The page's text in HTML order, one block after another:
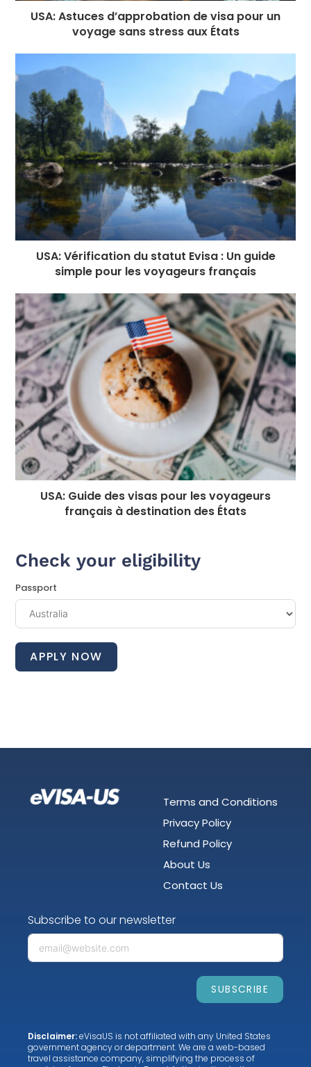
USA: Astuces d’approbation de visa pour un
voyage sans stress aux États
USA: Vérification du statut Evisa : Un guide
simple pour les voyageurs français
USA: Guide des visas pour les voyageurs
français à destination des États
Check your eligibility
Passport
APPLY NOW
Terms and Conditions
Privacy Policy
Refund Policy
About Us
Contact Us
Subscribe to our newsletter
SUBSCRIBE
Disclaimer:eVisaUS is not affiliated with any United States
government agency or department. We are a web-based
travel assistance company, simplifying the process of